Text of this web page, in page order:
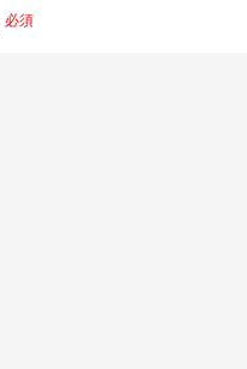
必須